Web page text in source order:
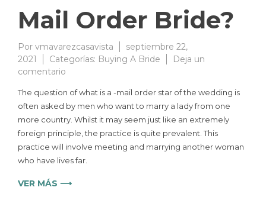
Mail Order Bride?
Por vmavarezcasavista
septiembre 22,
2021
Categorías: Buying A Bride
Deja un
comentario
The question of what is a -mail order star of the wedding is
often asked by men who want to marry a lady from one
more country. Whilst it may seem just like an extremely
foreign principle, the practice is quite prevalent. This
practice will involve meeting and marrying another woman
who have lives far.
VER MÁS ⟶